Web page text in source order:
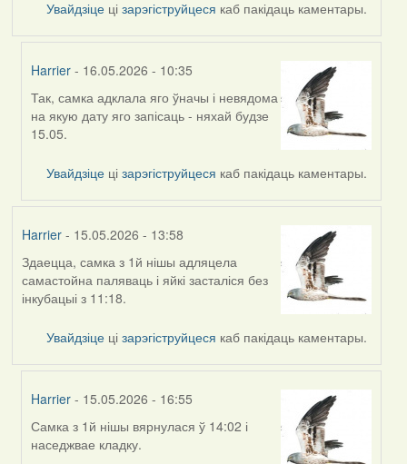
Увайдзіце цізарэгіструйцеся каб пакідаць каментары.
Harrier - 16.05.2026 - 10:35
In
reply
to
Ксения
Так, самка адклала яго ўначы і невядома
на якую дату яго запісаць - няхай будзе
15.05.
Увайдзіце цізарэгіструйцеся каб пакідаць каментары.
Harrier- 15.05.2026 - 13:58
Здаецца, самка з 1й нішы адляцела
самастойна паляваць і яйкі засталіся без
інкубацыі з 11:18.
Увайдзіце цізарэгіструйцеся каб пакідаць каментары.
Harrier - 15.05.2026 - 16:55
In
reply
Самка з 1й нішы вярнулася ў 14:02 і
наседжвае кладку.